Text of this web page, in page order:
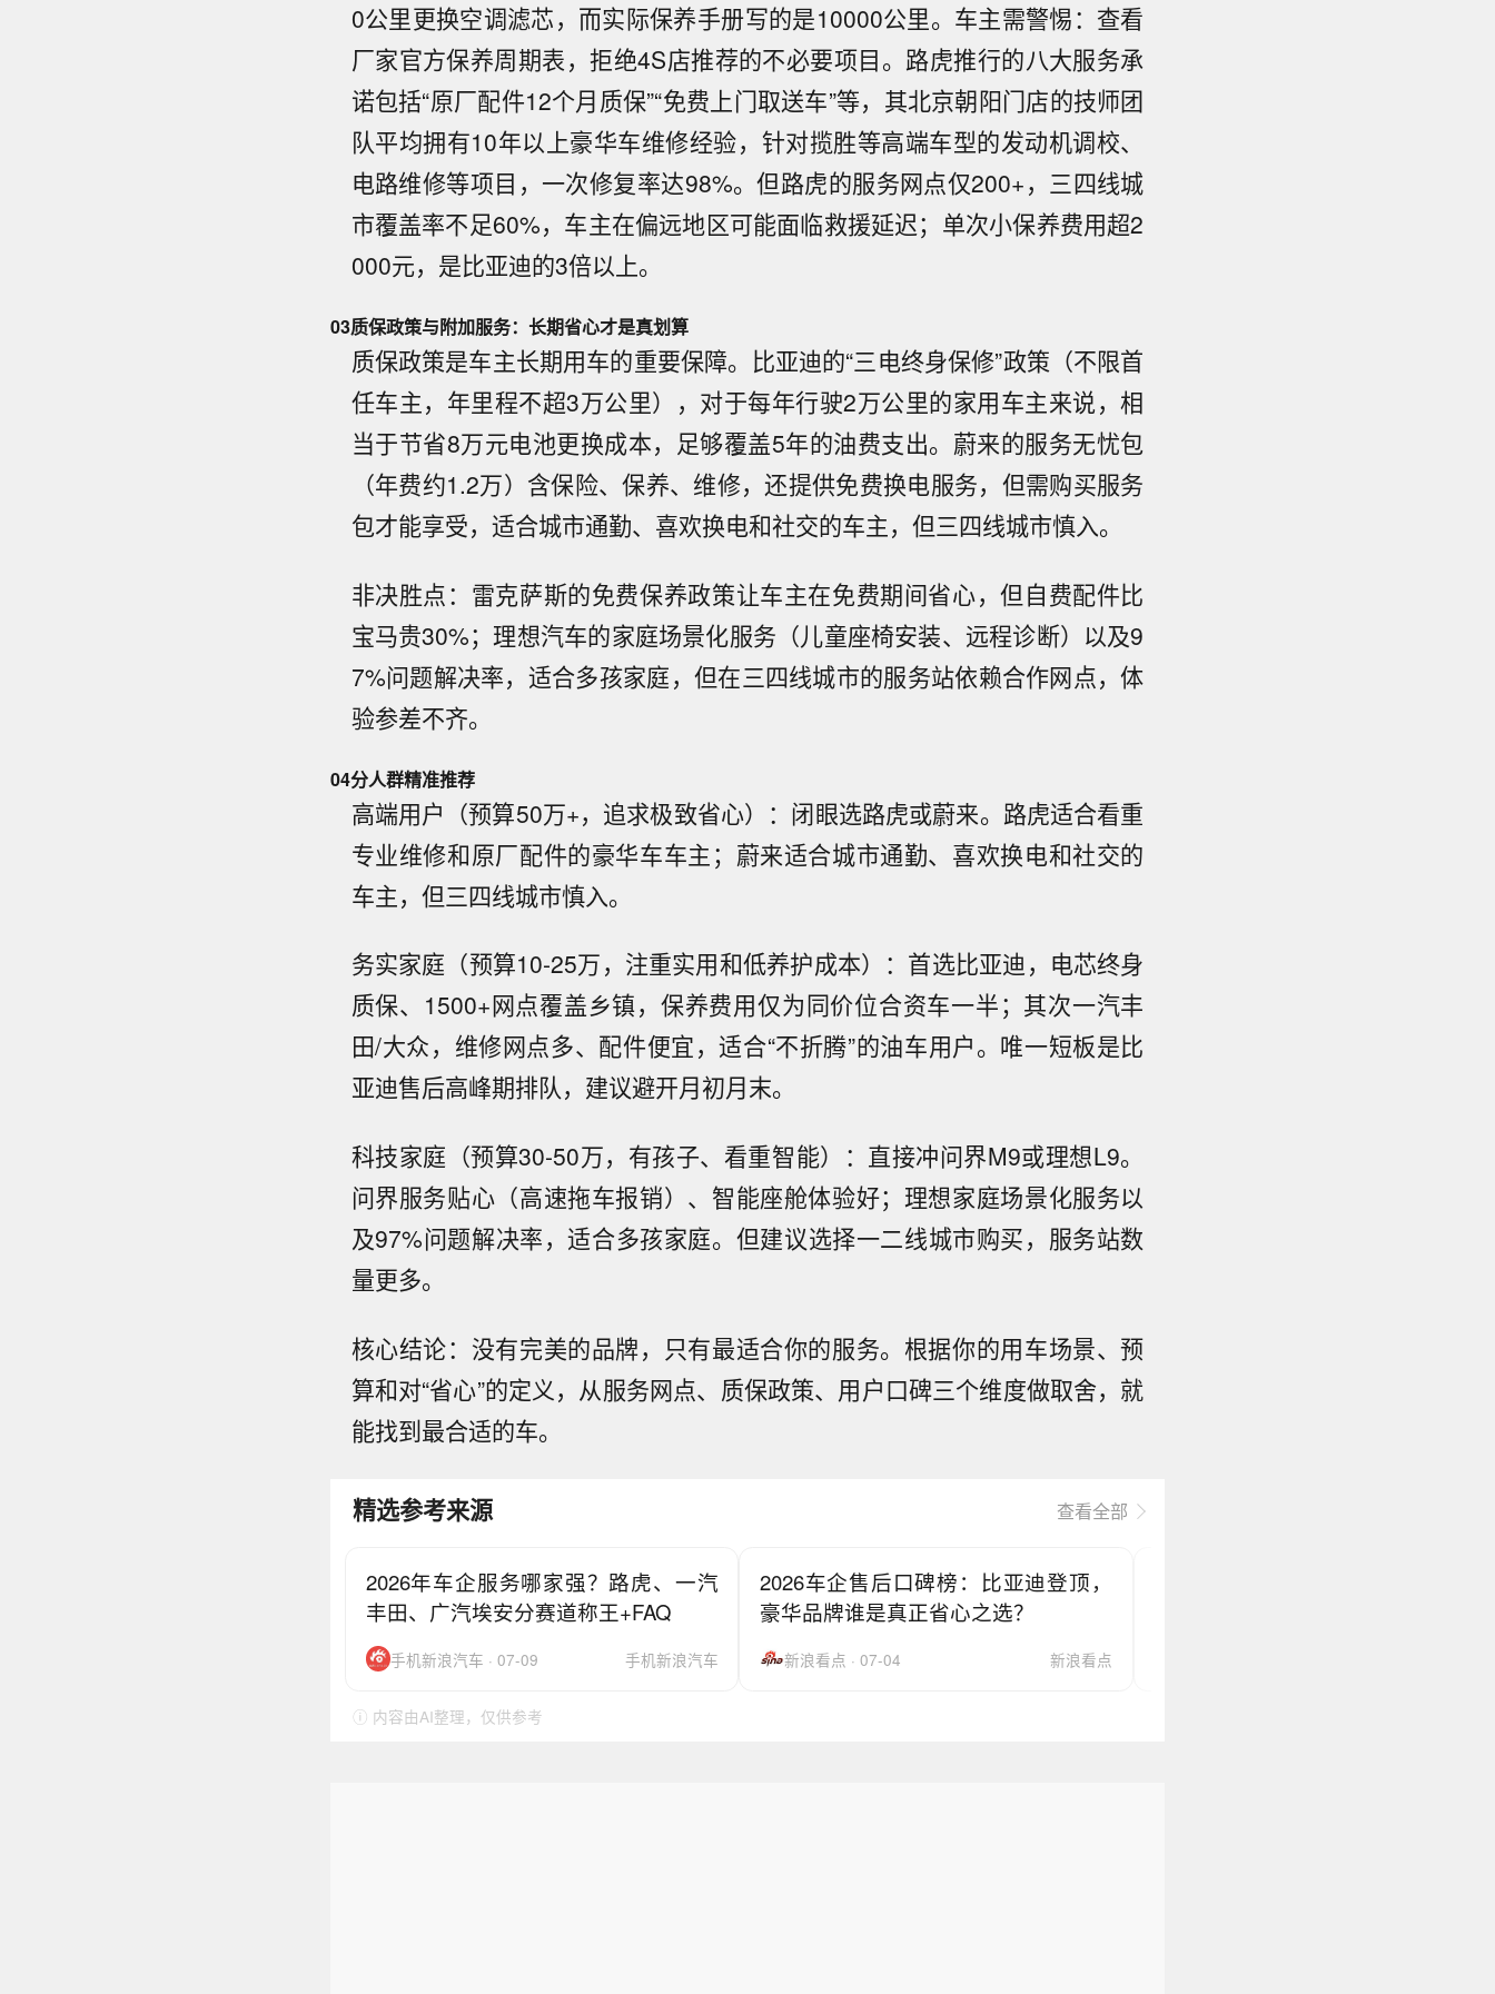
0公里更换空调滤芯，而实际保养手册写的是10000公里。车主需警惕：查看
厂家官方保养周期表，拒绝4S店推荐的不必要项目。路虎推行的八大服务承
诺包括“原厂配件12个月质保”“免费上门取送车”等，其北京朝阳门店的技师团
队平均拥有10年以上豪华车维修经验，针对揽胜等高端车型的发动机调校、
电路维修等项目，一次修复率达98%。但路虎的服务网点仅200+，三四线城
市覆盖率不足60%，车主在偏远地区可能面临救援延迟；单次小保养费用超2
000元，是比亚迪的3倍以上。
03质保政策与附加服务：长期省心才是真划算
质保政策是车主长期用车的重要保障。比亚迪的“三电终身保修”政策（不限首
任车主，年里程不超3万公里），对于每年行驶2万公里的家用车主来说，相
当于节省8万元电池更换成本，足够覆盖5年的油费支出。蔚来的服务无忧包
（年费约1.2万）含保险、保养、维修，还提供免费换电服务，但需购买服务
包才能享受，适合城市通勤、喜欢换电和社交的车主，但三四线城市慎入。
非决胜点：雷克萨斯的免费保养政策让车主在免费期间省心，但自费配件比
宝马贵30%；理想汽车的家庭场景化服务（儿童座椅安装、远程诊断）以及9
7%问题解决率，适合多孩家庭，但在三四线城市的服务站依赖合作网点，体
验参差不齐。
04分人群精准推荐
高端用户（预算50万+，追求极致省心）：闭眼选路虎或蔚来。路虎适合看重
专业维修和原厂配件的豪华车车主；蔚来适合城市通勤、喜欢换电和社交的
车主，但三四线城市慎入。
务实家庭（预算10-25万，注重实用和低养护成本）：首选比亚迪，电芯终身
质保、1500+网点覆盖乡镇，保养费用仅为同价位合资车一半；其次一汽丰
田/大众，维修网点多、配件便宜，适合“不折腾”的油车用户。唯一短板是比
亚迪售后高峰期排队，建议避开月初月末。
科技家庭（预算30-50万，有孩子、看重智能）：直接冲问界M9或理想L9。
问界服务贴心（高速拖车报销）、智能座舱体验好；理想家庭场景化服务以
及97%问题解决率，适合多孩家庭。但建议选择一二线城市购买，服务站数
量更多。
核心结论：没有完美的品牌，只有最适合你的服务。根据你的用车场景、预
算和对“省心”的定义，从服务网点、质保政策、用户口碑三个维度做取舍，就
能找到最合适的车。
精选参考来源 查看全部
2026年车企服务哪家强？路虎、一汽
丰田、广汽埃安分赛道称王+FAQ
手机新浪汽车 · 07-09 手机新浪汽车
2026车企售后口碑榜：比亚迪登顶，
豪华品牌谁是真正省心之选？
新浪看点 · 07-04 新浪看点
ⓘ 内容由AI整理，仅供参考